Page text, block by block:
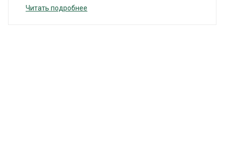
Читать подробнее